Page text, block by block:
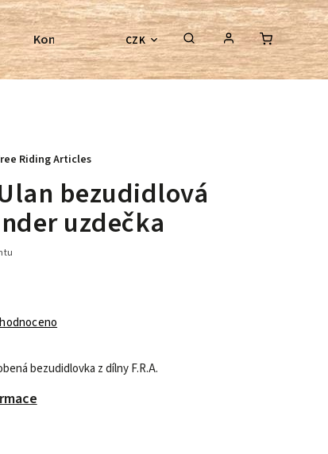
CZK
Kontroly bezkostrových sedel Poradenství
bezudidlová
uzdečka
bezudidlovka z dílny F.R.A.
Riding Articles